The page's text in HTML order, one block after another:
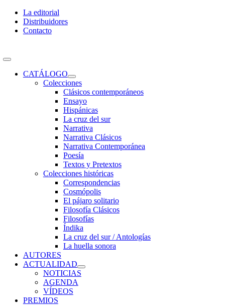
Skip
content
La editorial
Distribuidores
Contacto
Toggle
NavigationCATÁLOGO
Colecciones
Clásicos contemporáneos
Ensayo
Hispánicas
La cruz del sur
Narrativa
Narrativa Clásicos
Narrativa Contemporánea
Poesía
Textos y Pretextos
Colecciones históricas
Correspondencias
Cosmópolis
El pájaro solitario
Filosofía Clásicos
Filosofías
Índika
La cruz del sur / Antologías
La huella sonora
AUTORES
ACTUALIDAD
NOTICIAS
AGENDA
VÍDEOS
PREMIOS